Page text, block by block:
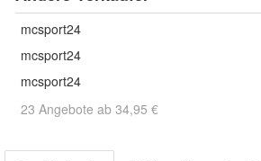
mcsport24
mcsport24
mcsport24
23 Angebote ab 34,95 €